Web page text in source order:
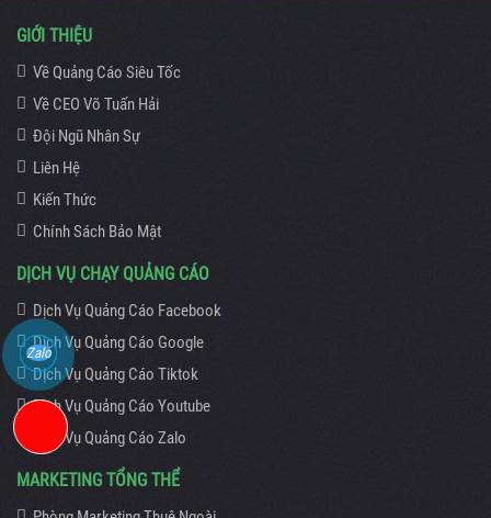
GIỚI THIỆU
Về Quảng Cáo Siêu Tốc
Về CEO Võ Tuấn Hải
Đội Ngũ Nhân Sự
Liên Hệ
Kiến Thức
Chính Sách Bảo Mật
DỊCH VỤ CHẠY QUẢNG CÁO
Dịch Vụ Quảng Cáo Facebook
Dịch Vụ Quảng Cáo Google
Dịch Vụ Quảng Cáo Tiktok
Dịch Vụ Quảng Cáo Youtube
Dịch Vụ Quảng Cáo Zalo
MARKETING TỔNG THỂ
Zalo